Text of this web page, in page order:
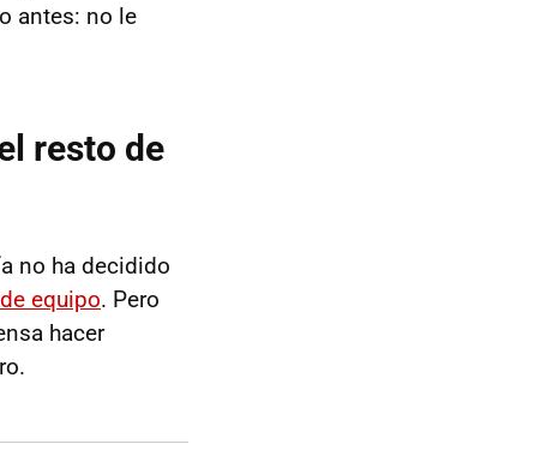
antes: no le
resto de
no ha decidido
equipo. Pero
hacer